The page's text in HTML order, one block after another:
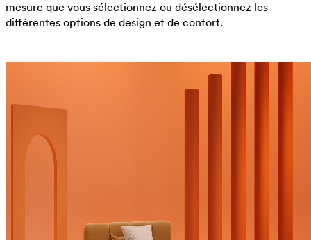
mesure que vous sélectionnez ou désélectionnez les
différentes options de design et de confort.